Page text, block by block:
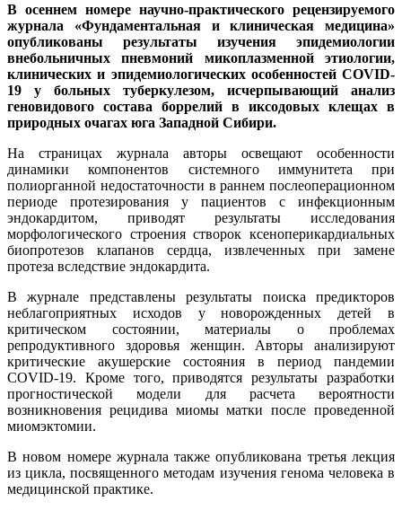
В осеннем номере научно-практического рецензируемого
журнала «Фундаментальная и клиническая медицина»
опубликованы результаты изучения эпидемиологии
внебольничных пневмоний микоплазменной этиологии,
клинических и эпидемиологических особенностей COVID-
19 у больных туберкулезом, исчерпывающий анализ
геновидового состава боррелий в иксодовых клещах в
природных очагах юга Западной Сибири.
На страницах журнала авторы освещают особенности
динамики компонентов системного иммунитета при
полиорганной недостаточности в раннем послеоперационном
периоде протезирования у пациентов с инфекционным
эндокардитом, приводят результаты исследования
морфологического строения створок ксеноперикардиальных
биопротезов клапанов сердца, извлеченных при замене
протеза вследствие эндокардита.
В журнале представлены результаты поиска предикторов
неблагоприятных исходов у новорожденных детей в
критическом состоянии, материалы о проблемах
репродуктивного здоровья женщин. Авторы анализируют
критические акушерские состояния в период пандемии
COVID-19. Кроме того, приводятся результаты разработки
прогностической модели для расчета вероятности
возникновения рецидива миомы матки после проведенной
миомэктомии.
В новом номере журнала также опубликована третья лекция
из цикла, посвященного методам изучения генома человека в
медицинской практике.